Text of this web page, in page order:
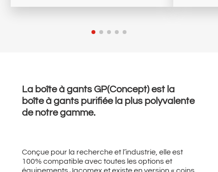
La boîte à gants GP(Concept) est la
boîte à gants purifiée la plus polyvalente
de notre gamme.
Conçue pour la recherche et l’industrie, elle est
100% compatible avec toutes les options et
équipements Jacomex et existe en version « coins